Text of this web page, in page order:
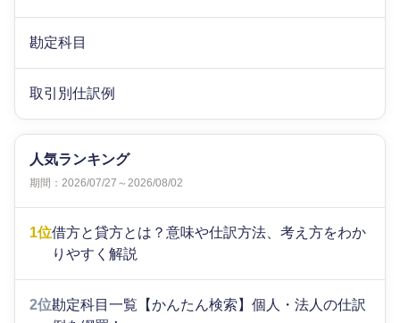
勘定科目
取引別仕訳例
人気ランキング
期間：2026/07/27～2026/08/02
1位借方と貸方とは？意味や仕訳方法、考え方をわか
りやすく解説
2位勘定科目一覧【かんたん検索】個人・法人の仕訳